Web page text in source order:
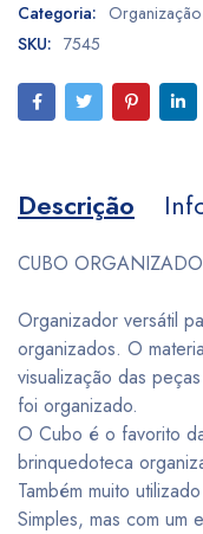
Categoria: Organização
SKU: 7545
Descrição
CUBO
Organizador versátil
organizados. O
visualização das
foi organizado.
O Cubo é o favorito
brinquedoteca
Também muito
Simples, mas com um